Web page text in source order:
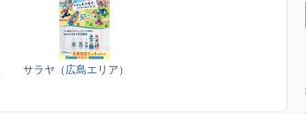
サラヤ（広島エリア）